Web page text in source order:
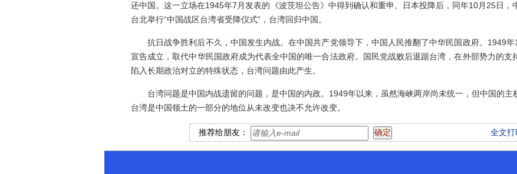
还中国。这一立场在1945年7月发表的《波茨坦公告》中得到确认和重申。日本投降后，同年10月25日
台北举行“中国战区台湾省受降仪式”，台湾回归中国。
抗日战争胜利后不久，中国发生内战。在中国共产党领导下，中国人民推翻了中华民国政府。1949年
宣告成立，取代中华民国政府成为代表全中国的唯一合法政府。国民党战败后退踞台湾，在外部势力的
陷入长期政治对立的特殊状态，台湾问题由此产生。
台湾问题是中国内战遗留的问题，是中国的内政。1949年以来，虽然海峡两岸尚未统一，但中国的主
台湾是中国领土的一部分的地位从未改变也决不允许改变。
推荐给朋友： 全文打